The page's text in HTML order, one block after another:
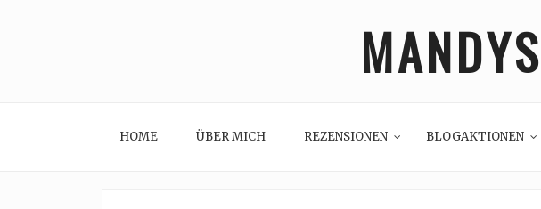
HOME ÜBER MICH REZENSIONEN BLOGAKTIONEN